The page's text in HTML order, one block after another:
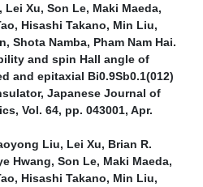
Xu, Son Le, Maki Maeda,
Hisashi Takano, Min Liu,
Shota Namba, Pham Nam Hai.
and spin Hall angle of
and epitaxial Bi0.9Sb0.1(012)
Japanese Journal of
Vol. 64, pp. 043001, Apr.
Liu, Lei Xu, Brian R.
Hwang, Son Le, Maki Maeda,
Hisashi Takano, Min Liu,